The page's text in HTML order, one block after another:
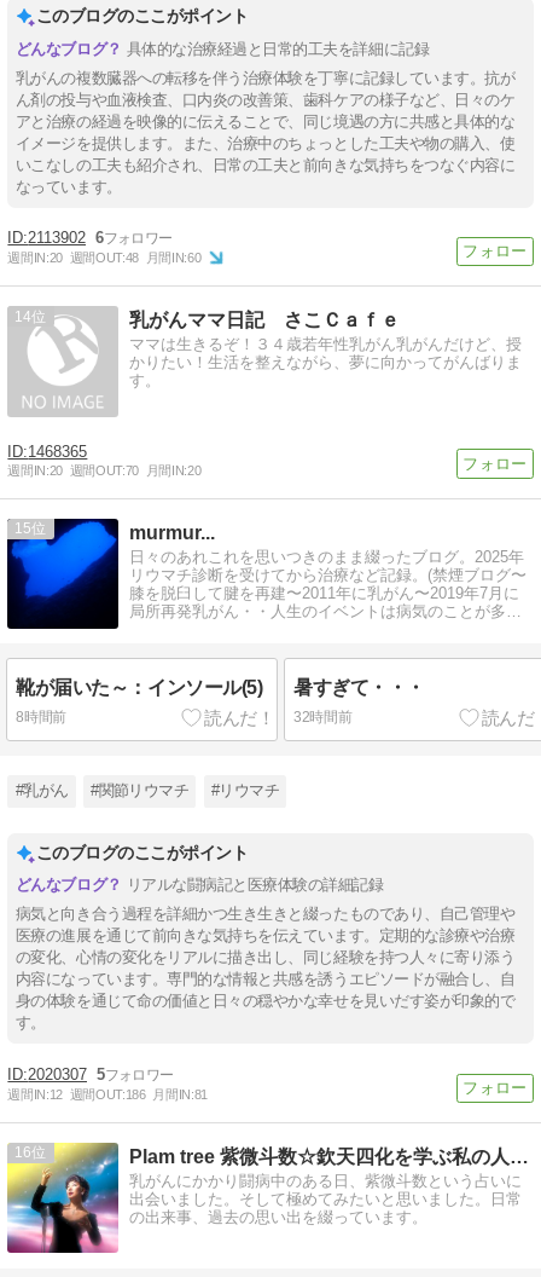
このブログのここがポイント
具体的な治療経過と日常的工夫を詳細に記録
乳がんの複数臓器への転移を伴う治療体験を丁寧に記録しています。抗が
ん剤の投与や血液検査、口内炎の改善策、歯科ケアの様子など、日々のケ
アと治療の経過を映像的に伝えることで、同じ境遇の方に共感と具体的な
イメージを提供します。また、治療中のちょっとした工夫や物の購入、使
いこなしの工夫も紹介され、日常の工夫と前向きな気持ちをつなぐ内容に
なっています。
2113902 6
週間IN:20 週間OUT:48 月間IN:60
14 乳がんママ日記 さこＣａｆｅ
ママは生きるぞ！３４歳若年性乳がん乳がんだけど、授
かりたい！生活を整えながら、夢に向かってがんばりま
す。
1468365
週間IN:20 週間OUT:70 月間IN:20
15 murmur...
日々のあれこれを思いつきのまま綴ったブログ。2025年
リウマチ診断を受けてから治療など記録。(禁煙ブログ〜
膝を脱臼して腱を再建〜2011年に乳がん〜2019年7月に
局所再発乳がん・・人生のイベントは病気のことが多い
靴が届いた～：インソール(5)
8時間前
暑すぎて・・・
32時間前
#乳がん #関節リウマチ #リウマチ
このブログのここがポイント
リアルな闘病記と医療体験の詳細記録
病気と向き合う過程を詳細かつ生き生きと綴ったものであり、自己管理や
医療の進展を通じて前向きな気持ちを伝えています。定期的な診療や治療
の変化、心情の変化をリアルに描き出し、同じ経験を持つ人々に寄り添う
内容になっています。専門的な情報と共感を誘うエピソードが融合し、自
身の体験を通じて命の価値と日々の穏やかな幸せを見いだす姿が印象的で
す。
2020307 5
週間IN:12 週間OUT:186 月間IN:81
16 Plam tree 紫微斗数☆欽天四化を学ぶ私の人生日記
乳がんにかかり闘病中のある日、紫微斗数という占いに
出会いました。そして極めてみたいと思いました。日常
の出来事、過去の思い出を綴っています。